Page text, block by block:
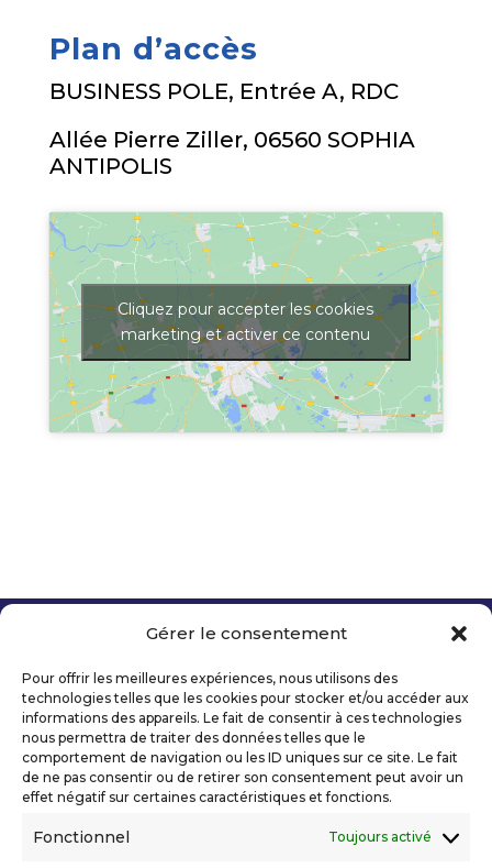
Gérer le consentement
Pour offrir les meilleures expériences, nous utilisons des
technologies telles que les cookies pour stocker et/ou accéder aux
informations des appareils. Le fait de consentir à ces technologies
nous permettra de traiter des données telles que le
comportement de navigation ou les ID uniques sur ce site. Le fait
de ne pas consentir ou de retirer son consentement peut avoir un
effet négatif sur certaines caractéristiques et fonctions.
Fonctionnel Toujours activé
Plan d’accès
BUSINESS POLE, Entrée A, RDC
Allée Pierre Ziller, 06560 SOPHIA
ANTIPOLIS
Cliquez pour accepter les cookies
marketing et activer ce contenu
Mentions légales
Politique de confidentialité
Déclaration d’accessibilité numérique
Ils nous soutiennent